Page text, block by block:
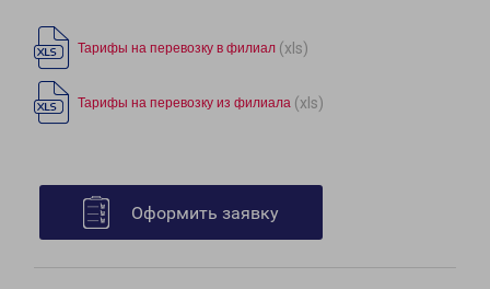
Тарифы на перевозку в филиал (xls)
Тарифы на перевозку из филиала (xls)
Оформить заявку